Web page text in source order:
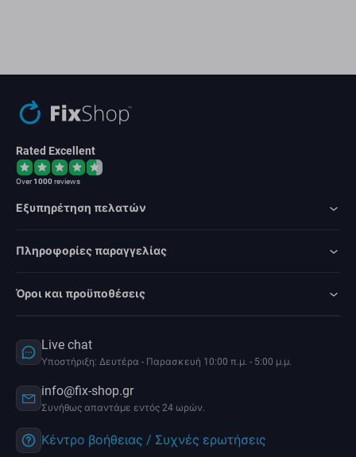
Rated Excellent
Over1000reviews
Εξυπηρέτηση πελατών
Πληροφορίες παραγγελίας
Όροι και προϋποθέσεις
Live chat
Υποστήριξη: Δευτέρα - Παρασκευή 10:00 π.μ. - 5:00 μ.μ.
info@fix-shop.gr
Συνήθως απαντάμε εντός 24 ωρών.
Κέντρο βοήθειας / Συχνές ερωτήσεις